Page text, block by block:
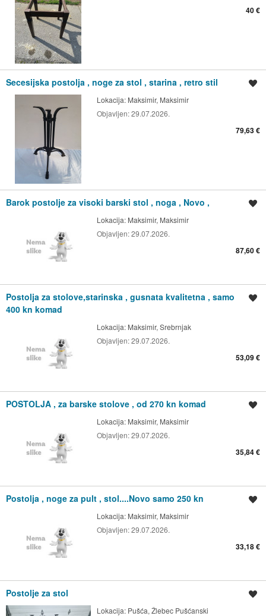
40 €
Secesijska postolja , noge za stol , starina , retro stil
Lokacija: Maksimir, Maksimir
Objavljen:29.07.2026.
79,63 €
Barok postolje za visoki barski stol , noga , Novo ,
Lokacija: Maksimir, Maksimir
Objavljen:29.07.2026.
87,60 €
Postolja za stolove,starinska , gusnata kvalitetna , samo
400 kn komad
Lokacija: Maksimir, Srebrnjak
Objavljen:29.07.2026.
53,09 €
POSTOLJA , za barske stolove , od 270 kn komad
Lokacija: Maksimir, Maksimir
Objavljen:29.07.2026.
35,84 €
Postolja , noge za pult , stol....Novo samo 250 kn
Lokacija: Maksimir, Maksimir
Objavljen:29.07.2026.
33,18 €
Postolje za stol
Lokacija: Pušća, Žlebec Pušćanski